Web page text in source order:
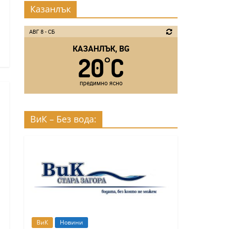
Казанлък
АВГ 8 - СБ
КАЗАНЛЪК, BG
20°C
предимно ясно
ВиК – Без вода:
ВиК Новини